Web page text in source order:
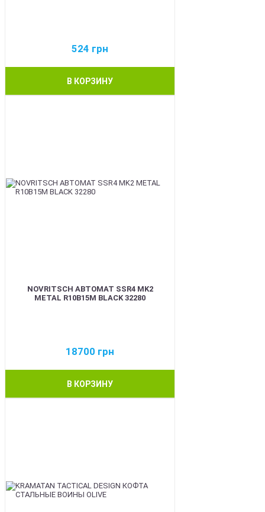
524 грн
В КОРЗИНУ
NOVRITSCH АВТОМАТ SSR4 MK2
METAL R10B15M BLACK 32280
18700 грн
В КОРЗИНУ